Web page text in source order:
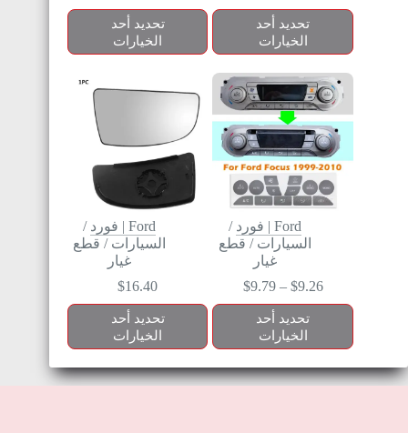
تحديد أحد
الخيارات
تحديد أحد
الخيارات
Ford | فورد
/
السيارات / قطع
غيار
$9.26
–
$9.79
تحديد أحد
الخيارات
Ford | فورد
/
السيارات / قطع
غيار
$16.40
تحديد أحد
الخيارات